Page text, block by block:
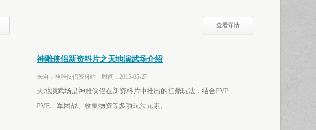
查看详情
神雕侠侣新资料片之天地演武场介绍
来自：神雕侠侣资料站 时间：2015-05-27
天地演武场是神雕侠侣在新资料片中推出的扛鼎玩法，结合PVP、
PVE、军团战、收集物资等多项玩法元素。